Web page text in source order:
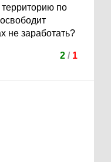
по
не заработать?
2/ 1